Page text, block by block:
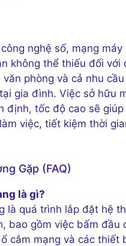
nghệ số, mạng
không thể thiếu đối với
phòng và cả nhu
gia đình. Việc sở hữu
định, tốc độ cao sẽ giúp
việc, tiết kiệm thời
Gặp (FAQ)
là gì?
là quá trình lắp đặt hệ
bao gồm việc bấm đầu
cắm mạng và các thiết